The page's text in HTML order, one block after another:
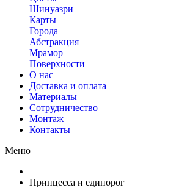
Шинуазри
Карты
Города
Абстракция
Мрамор
Поверхности
О нас
Доставка и оплата
Материалы
Сотрудничество
Монтаж
Контакты
Меню
Принцесса и единорог